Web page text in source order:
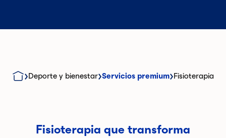
Deporte y bienestar Servicios premium Fisioterapia
Fisioterapia que transforma